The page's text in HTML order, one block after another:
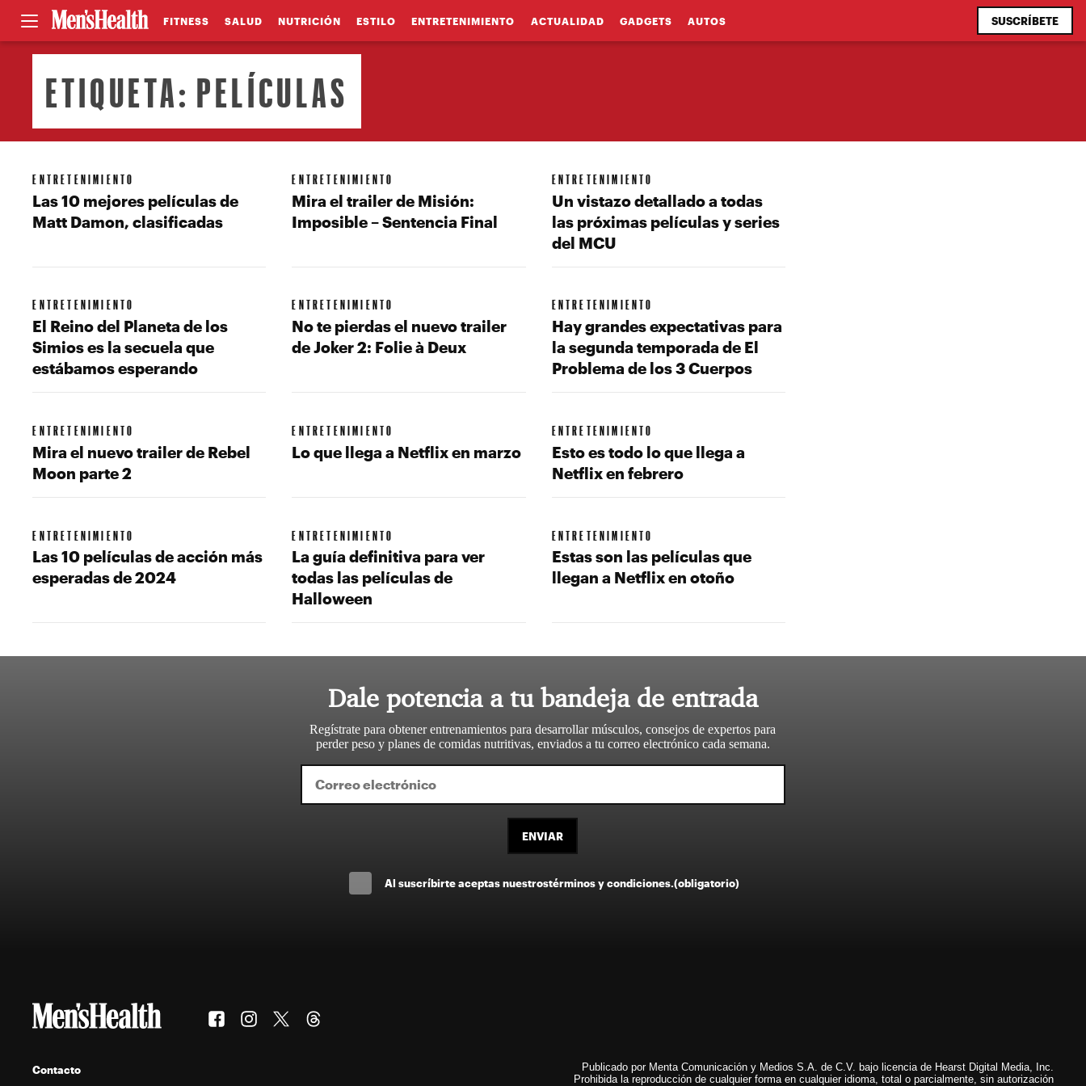
FITNESS SALUD NUTRICIÓN ESTILO ENTRETENIMIENTO ACTUALIDAD GADGETS AUTOS SUSCRÍBETE
ETIQUETA: PELÍCULAS
ENTRETENIMIENTO
Las 10 mejores películas de
Matt Damon, clasificadas
ENTRETENIMIENTO
Mira el trailer de Misión:
Imposible – Sentencia Final
ENTRETENIMIENTO
Un vistazo detallado a todas
las próximas películas y series
del MCU
ENTRETENIMIENTO
El Reino del Planeta de los
Simios es la secuela que
estábamos esperando
ENTRETENIMIENTO
No te pierdas el nuevo trailer
de Joker 2: Folie à Deux
ENTRETENIMIENTO
Hay grandes expectativas para
la segunda temporada de El
Problema de los 3 Cuerpos
ENTRETENIMIENTO
Mira el nuevo trailer de Rebel
Moon parte 2
ENTRETENIMIENTO
Lo que llega a Netflix en marzo
ENTRETENIMIENTO
Esto es todo lo que llega a
Netflix en febrero
ENTRETENIMIENTO
Las 10 películas de acción más
esperadas de 2024
ENTRETENIMIENTO
La guía definitiva para ver
todas las películas de
Halloween
ENTRETENIMIENTO
Estas son las películas que
llegan a Netflix en otoño
Dale potencia a tu bandeja de entrada
Regístrate para obtener entrenamientos para desarrollar músculos, consejos de expertos para
perder peso y planes de comidas nutritivas, enviados a tu correo electrónico cada semana.
ENVIAR
Al suscríbirte aceptas nuestrostérminos y condiciones.(obligatorio)
Contacto
Publicado por Menta Comunicación y Medios S.A. de C.V. bajo licencia de Hearst Digital Media, Inc.
Prohibida la reproducción de cualquier forma en cualquier idioma, total o parcialmente, sin autorización